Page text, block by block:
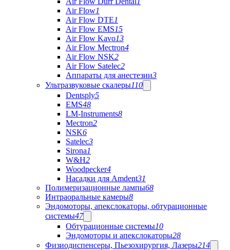
Air Flow1
Air Flow DTE1
Air Flow EMS15
Air Flow Kavo13
Air Flow Mectron4
Air Flow NSK2
Air Flow Satelec2
Аппараты для анестезии3
Ультразвуковые скалеры110
Dentsply5
EMS48
LM-Instruments8
Mectron2
NSK6
Satelec3
Sirona1
W&H2
Woodpecker4
Насадки для Amdent31
Полимеризационные лампы68
Интраоральные камеры8
Эндомоторы, апекслокаторы, обтурационные
системы47
Обтурационные системы10
Эндомоторы и апекслокаторы28
Физиодиспенсеры, Пьезохирургия, Лазеры214